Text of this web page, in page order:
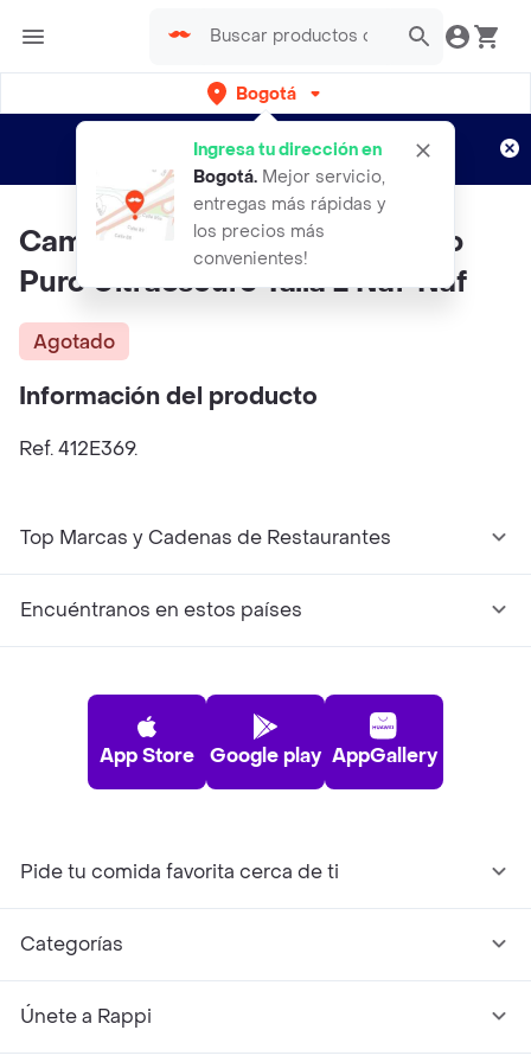
Bogotá
Ingresa tu dirección en
Bogotá. Mejor servicio,
entregas más rápidas y
los precios más
convenientes!
envíos gratis por semanas
Aplican TyC
Camisa Estambres Mujer Negro
Puro Ultraoscuro Talla L Naf-Naf
Agotado
Información del producto
Ref. 412E369.
Top Marcas y Cadenas de Restaurantes
Encuéntranos en estos países
App Store Google play AppGallery
Pide tu comida favorita cerca de ti
Categorías
Únete a Rappi